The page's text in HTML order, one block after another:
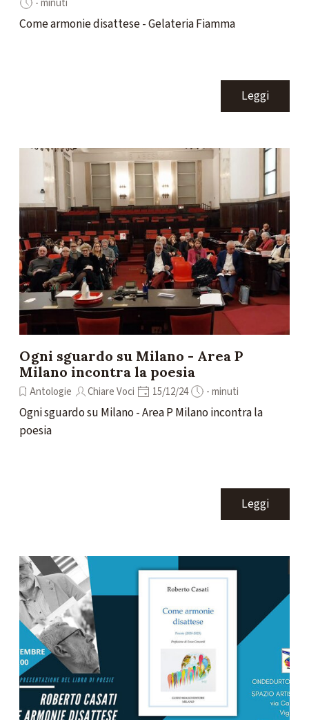
- minuti
Come armonie disattese - Gelateria Fiamma
Leggi
Ogni sguardo su Milano - Area P
Milano incontra la poesia
Antologie Chiare Voci 15/12/24 - minuti
Ogni sguardo su Milano - Area P Milano incontra la
poesia
Leggi